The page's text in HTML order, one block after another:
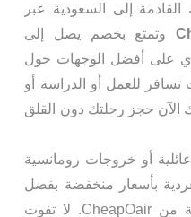
القادمة إلى السعودية عبر
وتمتع بخصم يصل إلى
على أفضل الوجهات حول
تسافر للعمل أو الدراسة أو
الآن حجز رحلتك دون القلق
أو خروجات رومانسية
بأسعار منخفضة بفضل
العروض الحصرية من CheapOair. لا تفوت